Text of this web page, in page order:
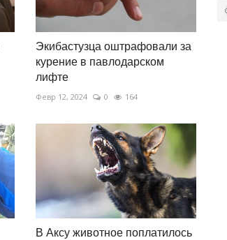
Экибастузца оштрафовали за
курение в павлодарском
лифте
Февр 12, 2024 0 164
В Аксу животное поплатилось